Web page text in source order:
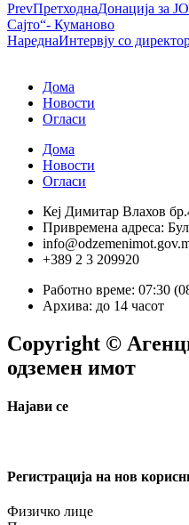
PrevПретходнаДонација за
Сајто“- Куманово
НареднаИнтервју со
Дома
Новости
Огласи
Дома
Новости
Огласи
Кеј Димитар Влахов
Привремена адреса:
+389 2 3 209920
Работно време: 07:30
Архива: до 14 часот
Copyright ©
одземен имот
Најави се
Регистрација на нов
Физичко лице